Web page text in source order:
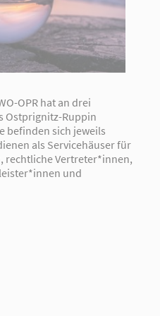
OPR hat an drei
Ostprignitz-Ruppin
befinden sich jeweils
als Servicehäuser für
rechtliche Vertreter*innen,
und